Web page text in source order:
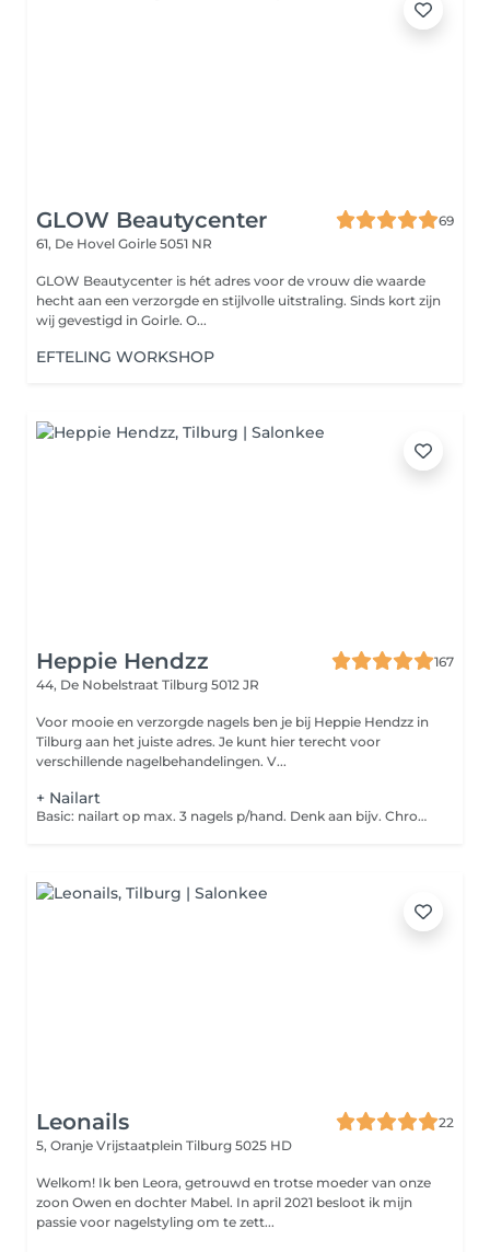
GLOW Beautycenter
69
61, De Hovel Goirle 5051 NR
GLOW Beautycenter is hét adres voor de vrouw die waarde
hecht aan een verzorgde en stijlvolle uitstraling. Sinds kort zijn
wij gevestigd in Goirle. O...
EFTELING WORKSHOP
Heppie Hendzz
167
44, De Nobelstraat Tilburg 5012 JR
Voor mooie en verzorgde nagels ben je bij Heppie Hendzz in
Tilburg aan het juiste adres. Je kunt hier terecht voor
verschillende nagelbehandelingen. V...
+ Nailart
Basic: nailart op max. 3 nagels p/hand. Denk aan bijv. Chrome, streepjes, stempels, enz. Advanced: nailart op alle nagels. Bijv. Handgeschilderde bloemen, meed complexe designs.
Leonails
22
5, Oranje Vrijstaatplein Tilburg 5025 HD
Welkom! Ik ben Leora, getrouwd en trotse moeder van onze
zoon Owen en dochter Mabel. In april 2021 besloot ik mijn
passie voor nagelstyling om te zett...